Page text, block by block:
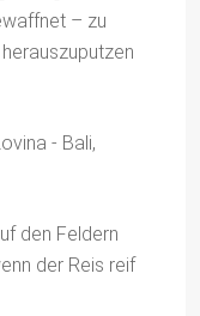
– zu
den Feldern
der Reis reif